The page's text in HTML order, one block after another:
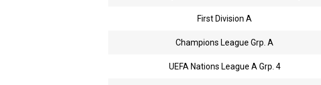
First Division A
Champions League Grp. A
UEFA Nations League A Grp. 4